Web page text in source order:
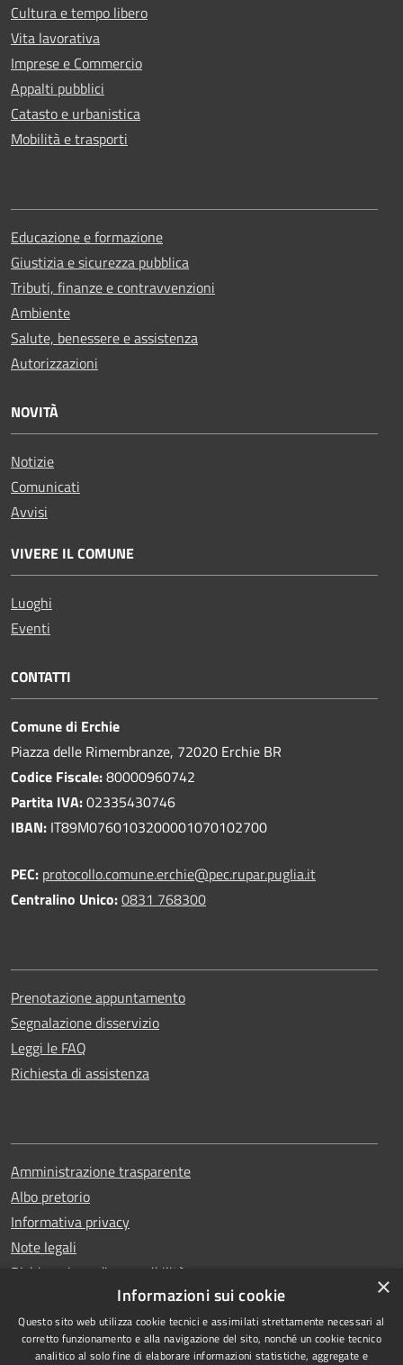
Cultura e tempo libero
Vita lavorativa
Imprese e Commercio
Appalti pubblici
Catasto e urbanistica
Mobilità e trasporti
Educazione e formazione
Giustizia e sicurezza pubblica
Tributi, finanze e contravvenzioni
Ambiente
Salute, benessere e assistenza
Autorizzazioni
NOVITÀ
Notizie
Comunicati
Avvisi
VIVERE IL COMUNE
Luoghi
Eventi
CONTATTI
Comune di Erchie
Piazza delle Rimembranze, 72020 Erchie BR
Codice Fiscale:80000960742
Partita IVA:02335430746
IBAN: IT89M0760103200001070102700
PEC: protocollo.comune.erchie@pec.rupar.puglia.it
Centralino Unico:0831 768300
Prenotazione appuntamento
Segnalazione disservizio
Leggi le FAQ
Richiesta di assistenza
Amministrazione trasparente
Albo pretorio
Informativa privacy
Note legali
Dichiarazione di accessibilità
×
Informazioni sui cookie
Questo sito web utilizza cookie tecnici e assimilati strettamente necessari al
corretto funzionamento e alla navigazione del sito, nonché un cookie tecnico
analitico al solo fine di elaborare informazioni statistiche, aggregate e